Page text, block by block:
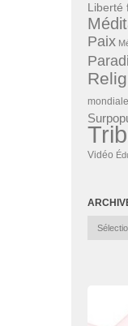
Liberté
Paix
mondiale
Vidéo
Archives